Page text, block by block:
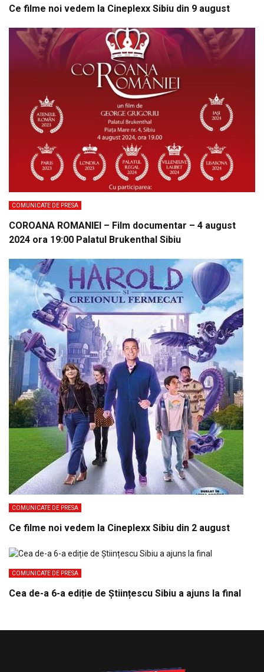
Ce filme noi vedem la Cineplexx Sibiu din 9 august
COMUNICATE DE PRESA
COROANA ROMANIEI – Film documentar – 4 august
2024 ora 19:00 Palatul Brukenthal Sibiu
COMUNICATE DE PRESA
Ce filme noi vedem la Cineplexx Sibiu din 2 august
COMUNICATE DE PRESA
Cea de-a 6-a ediție de Științescu Sibiu a ajuns la final